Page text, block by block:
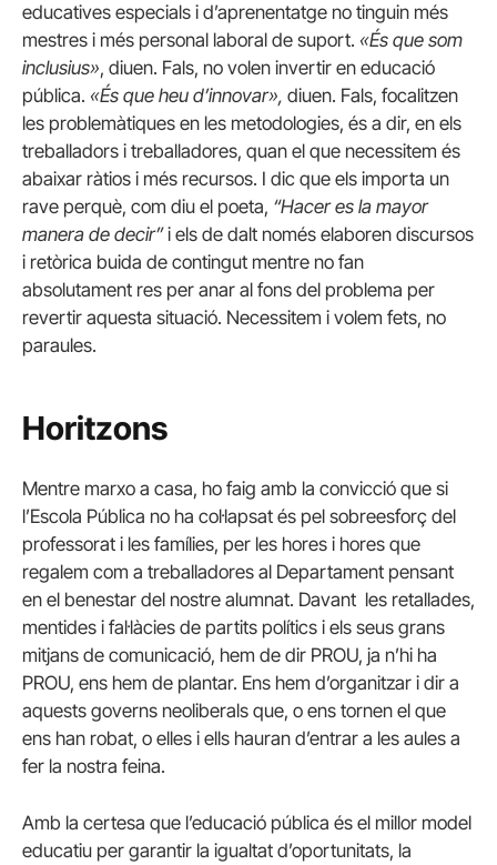
educatives especials i d’aprenentatge no tinguin més
mestres i més personal laboral de suport. «És que som
inclusius», diuen. Fals, no volen invertir en educació
pública. «És que heu d’innovar», diuen. Fals, focalitzen
les problemàtiques en les metodologies, és a dir, en els
treballadors i treballadores, quan el que necessitem és
abaixar ràtios i més recursos. I dic que els importa un
rave perquè, com diu el poeta, “Hacer es la mayor
manera de decir”i els de dalt només elaboren discursos
i retòrica buida de contingut mentre no fan
absolutament res per anar al fons del problema per
revertir aquesta situació. Necessitem i volem fets, no
paraules.
Horitzons
Mentre marxo a casa, ho faig amb la convicció que si
l’Escola Pública no ha col·lapsat és pel sobreesforç del
professorat i les famílies, per les hores i hores que
regalem com a treballadores al Departament pensant
en el benestar del nostre alumnat. Davant les retallades,
mentides i fal·làcies de partits polítics i els seus grans
mitjans de comunicació, hem de dir PROU, ja n’hi ha
PROU, ens hem de plantar. Ens hem d’organitzar i dir a
aquests governs neoliberals que, o ens tornen el que
ens han robat, o elles i ells hauran d’entrar a les aules a
fer la nostra feina.
Amb la certesa que l’educació pública és el millor model
educatiu per garantir la igualtat d’oportunitats, la